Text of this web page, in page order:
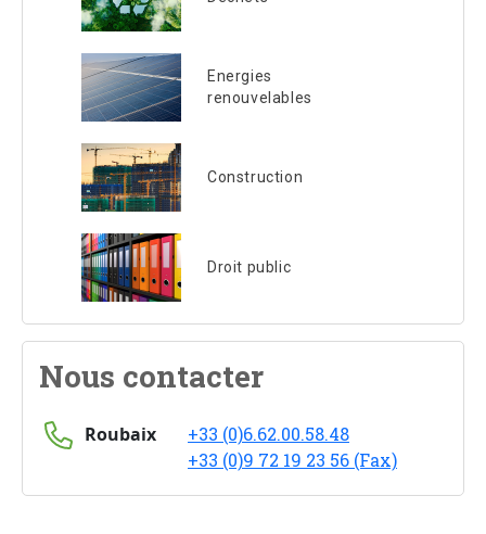
Energies
renouvelables
Construction
Droit public
Nous contacter
Roubaix
+33 (0)6.62.00.58.48
+33 (0)9 72 19 23 56 (Fax)